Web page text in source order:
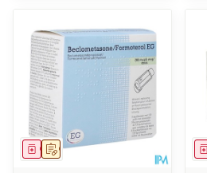
Op voorschrift
Geneesmiddel